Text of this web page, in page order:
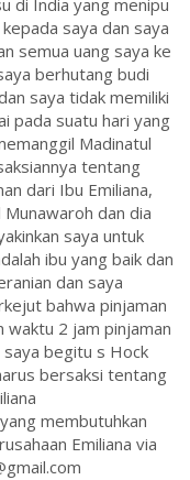
di India yang menipu
saya dan saya
semua uang saya ke
berhutang budi
saya tidak memiliki
pada suatu hari yang
Madinatul
tentang
dari Ibu Emiliana,
dan dia
saya untuk
ibu yang baik dan
dan saya
bahwa pinjaman
waktu 2 jam pinjaman
saya begitu s Hock
bersaksi tentang
membutuhkan
Emiliana via